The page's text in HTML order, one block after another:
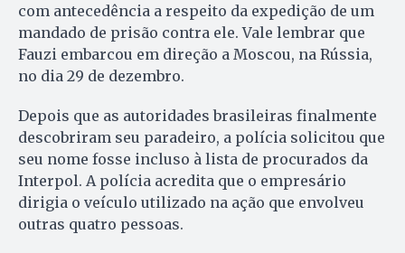
com antecedência a respeito da expedição de um
mandado de prisão contra ele. Vale lembrar que
Fauzi embarcou em direção a Moscou, na Rússia,
no dia 29 de dezembro.
Depois que as autoridades brasileiras finalmente
descobriram seu paradeiro, a polícia solicitou que
seu nome fosse incluso à lista de procurados da
Interpol. A polícia acredita que o empresário
dirigia o veículo utilizado na ação que envolveu
outras quatro pessoas.